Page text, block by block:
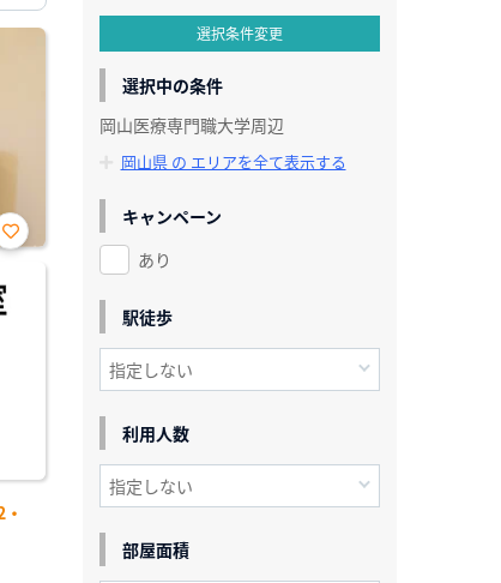
お気
入
登
選択条件変更
選択中の条件
岡山医療専門職大学周辺
岡山県 の エリアを全て表示する
キャンペーン
あり
駅徒歩
利用人数
部屋面積